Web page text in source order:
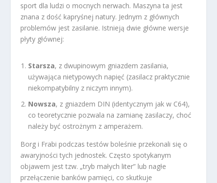
sport dla ludzi o mocnych nerwach. Maszyna ta jest
znana z dość kapryśnej natury. Jednym z głównych
problemów jest zasilanie. Istnieją dwie główne wersje
płyty głównej:
Starsza, z dwupinowym gniazdem zasilania,
używająca nietypowych napięć (zasilacz praktycznie
niekompatybilny z niczym innym).
Nowsza, z gniazdem DIN (identycznym jak w C64),
co teoretycznie pozwala na zamianę zasilaczy, choć
należy być ostrożnym z amperażem.
Borg i Frabi podczas testów boleśnie przekonali się o
awaryjności tych jednostek. Często spotykanym
objawem jest tzw. „tryb małych liter” lub nagłe
przełączenie banków pamięci, co skutkuje